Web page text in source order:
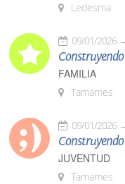
Ledesma
09/01/2026
FAMILIA
Tamames
09/01/2026
JUVENTUD
Tamames